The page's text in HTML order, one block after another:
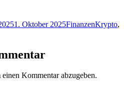
1. Oktober 2025FinanzenKrypto,
Kommentar abzugeben.